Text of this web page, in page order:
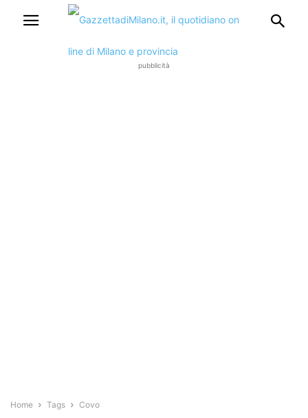
pubblicità
Home Tags Covo